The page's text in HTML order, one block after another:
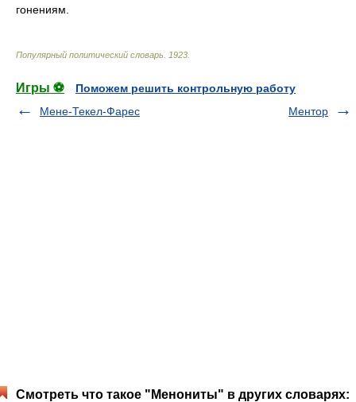
гонениям.
Популярный политический словарь 1923
Игры ⚽
Поможем решить контрольную работу
Мене-Текел-Фарес
Ментор
Смотреть что такое "Менониты" в других словарях: